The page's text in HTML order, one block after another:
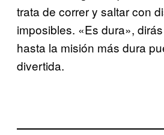
trata de correr y saltar con
imposibles. «Es dura»,
hasta la misión más dura
divertida.